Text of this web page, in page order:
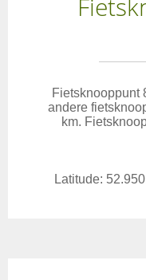
Fietsknooppunt
andere
km.
Latitude: